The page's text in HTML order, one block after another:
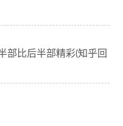
部比后半部精彩(知乎回